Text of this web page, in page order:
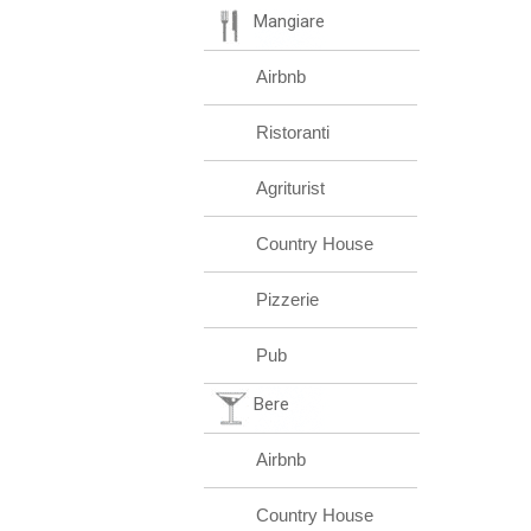
Mangiare
Airbnb
Ristoranti
Agriturist
Country House
Pizzerie
Pub
Bere
Airbnb
Country House